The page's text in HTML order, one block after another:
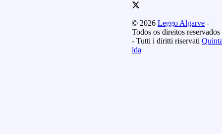
© 2026Leggo Algarve -
Todos os direitos reservados
- Tutti i diritti riservati
lda